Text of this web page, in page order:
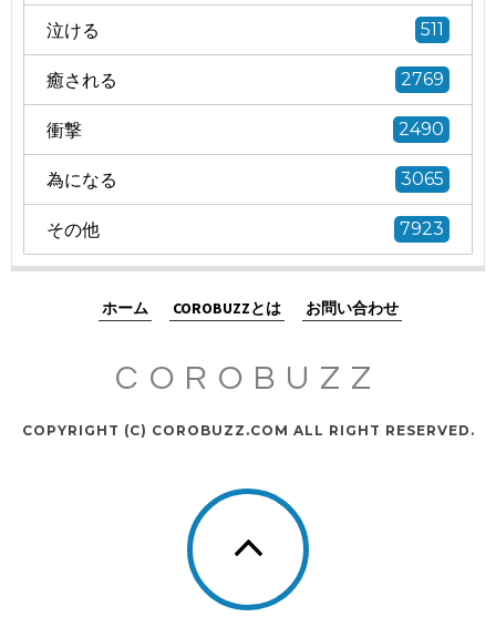
泣ける 511
癒される 2769
衝撃 2490
為になる 3065
その他 7923
ホーム COROBUZZとは お問い合わせ
COROBUZZ
COPYRIGHT (C) COROBUZZ.COM ALL RIGHT RESERVED.